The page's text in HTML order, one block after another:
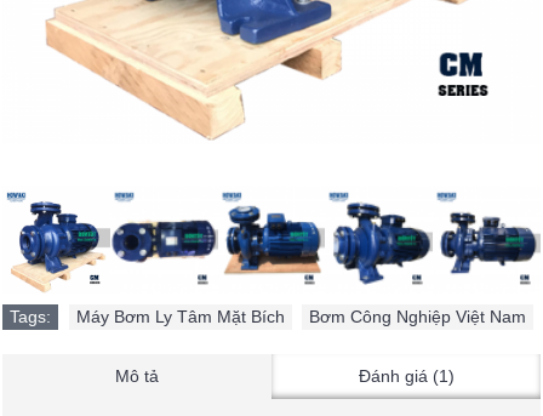
Tags: Máy Bơm Ly Tâm Mặt Bích Bơm Công Nghiệp Việt Nam
Mô tả Đánh giá (1)